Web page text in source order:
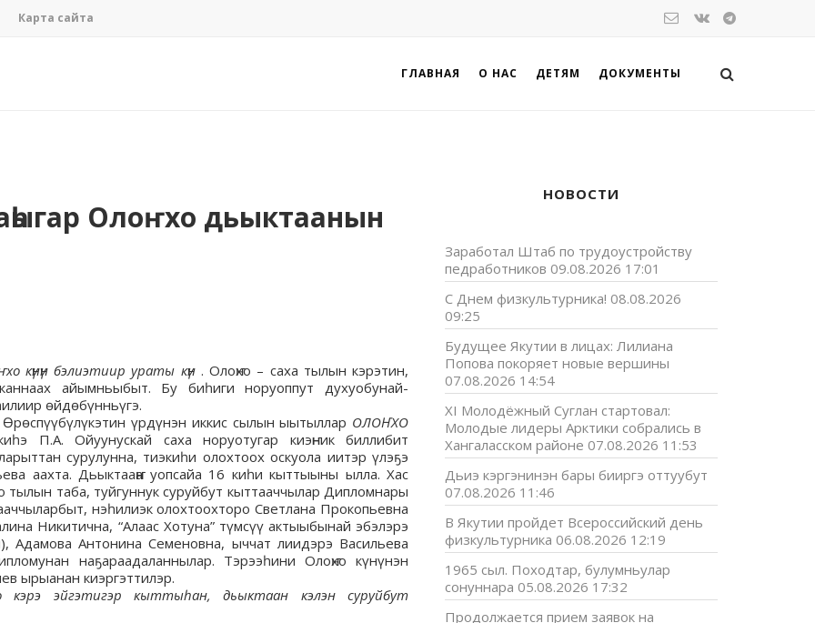
Карта сайта
ГЛАВНАЯ О НАС ДЕТЯМ ДОКУМЕНТЫ
Олоҥхо дьыктаанын
күнүн бэлиэтиир ураты күн. Олоҥхо – саха тылын кэрэтин,
айымньыбыт. Бу биһиги норуоппут духуобунай-
өйдөбүнньүгэ.
Өрөспүүбүлүкэтин үрдүнэн иккис сылын ыытыллар ОЛОҤХО
П.А. Ойуунускай саха норуотугар киэҥник биллибит
сурулунна, тиэкиһи олохтоох оскуола иитэр үлэҕэ
аахта. Дьыктааҥҥа уопсайа 16 киһи кыттыыны ылла. Хас
тылын таба, туйгуннук суруйбут кыттааччылар Дипломнары
нэһилиэк олохтоохторо Светлана Прокопьевна
Никитична, “Алаас Хотуна” түмсүү актыыбынай эбэлэрэ
Адамова Антонина Семеновна, ыччат лиидэрэ Васильева
наҕараадаланнылар. Тэрээһини Олоҥхо күнүнэн
ырыанан киэргэттилэр.
эйгэтигэр кыттыһан, дьыктаан кэлэн суруйбут
НОВОСТИ
Заработал Штаб по трудоустройству
педработников 09.08.2026 17:01
С Днем физкультурника! 08.08.2026
09:25
Будущее Якутии в лицах: Лилиана
Попова покоряет новые вершины
07.08.2026 14:54
XI Молодёжный Суглан стартовал:
Молодые лидеры Арктики собрались в
Хангаласском районе 07.08.2026 11:53
Дьиэ кэргэнинэн бары бииргэ оттуубут
07.08.2026 11:46
В Якутии пройдет Всероссийский день
физкультурника 06.08.2026 12:19
1965 сыл. Походтар, булумньулар
сонуннара 05.08.2026 17:32
Продолжается прием заявок на